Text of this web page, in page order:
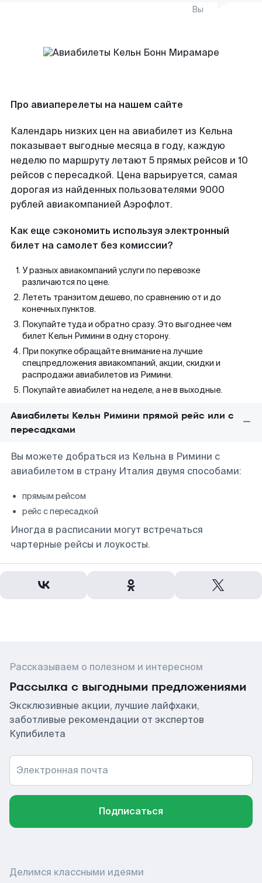
Вы
Про авиаперелеты на нашем сайте
Календарь низких цен на авиабилет из Кельна
показывает выгодные месяца в году, каждую
неделю по маршруту летают 5 прямых рейсов и 10
рейсов с пересадкой. Цена варьируется, самая
дорогая из найденных пользователями 9000
рублей авиакомпанией Аэрофлот.
Как еще сэкономить используя электронный
билет на самолет без комиссии?
У разных авиакомпаний услуги по перевозке
различаются по цене.
Лететь транзитом дешево, по сравнению от и до
конечных пунктов.
Покупайте туда и обратно сразу. Это выгоднее чем
билет Кельн Римини в одну сторону.
При покупке обращайте внимание на лучшие
спецпредложения авиакомпаний, акции, скидки и
распродажи авиабилетов из Римини.
Покупайте авиабилет на неделе, а не в выходные.
Авиабилеты Кельн Римини прямой рейс или с
пересадками
Вы можете добраться из Кельна в Римини с
авиабилетом в страну Италия двумя способами:
прямым рейсом
рейс с пересадкой
Иногда в расписании могут встречаться
чартерные рейсы и лоукосты.
Рассказываем о полезном и интересном
Рассылка с выгодными предложениями
Эксклюзивные акции, лучшие лайфхаки,
заботливые рекомендации от экспертов
Купибилета
Электронная почта
Подписаться
Делимся классными идеями